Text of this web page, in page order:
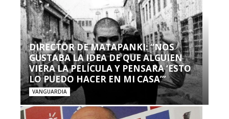
DIRECTOR DE MATAPANKI: “NOS
GUSTABA LA IDEA DE QUE ALGUIEN
VIERA LA PELÍCULA Y PENSARA ‘ESTO
LO PUEDO HACER EN MI CASA’”
VANGUARDIA